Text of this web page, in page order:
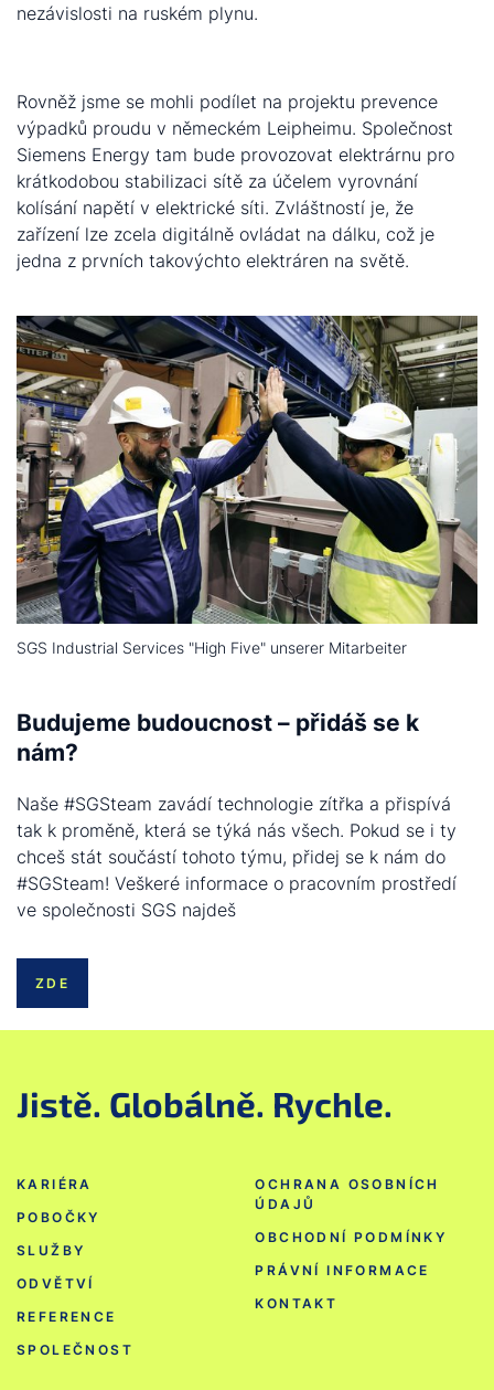
nezávislosti na ruském plynu.
Rovněž jsme se mohli podílet na projektu prevence
výpadků proudu v německém Leipheimu. Společnost
Siemens Energy tam bude provozovat elektrárnu pro
krátkodobou stabilizaci sítě za účelem vyrovnání
kolísání napětí v elektrické síti. Zvláštností je, že
zařízení lze zcela digitálně ovládat na dálku, což je
jedna z prvních takovýchto elektráren na světě.
Budujeme budoucnost – přidáš se k
nám?
Naše #SGSteam zavádí technologie zítřka a přispívá
tak k proměně, která se týká nás všech. Pokud se i ty
chceš stát součástí tohoto týmu, přidej se k nám do
#SGSteam! Veškeré informace o pracovním prostředí
ve společnosti SGS najdeš
ZDE
SGS Industrial Services "High Five" unserer Mitarbeiter
Jistě. Globálně. Rychle.
KARIÉRA
POBOČKY
SLUŽBY
ODVĚTVÍ
REFERENCE
SPOLEČNOST
OCHRANA OSOBNÍCH
ÚDAJŮ
OBCHODNÍ PODMÍNKY
PRÁVNÍ INFORMACE
KONTAKT